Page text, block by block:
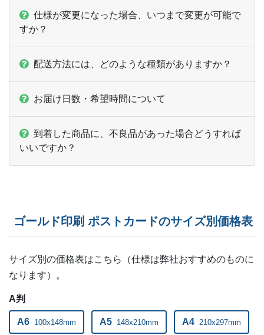
仕様が変更になった場合、いつまで変更が可能で
すか？
配送方法には、どのような種類がありますか？
お届け日数・希望時間について
到着した商品に、不良品があった場合どうすれば
いいですか？
ゴールド印刷 ポストカードのサイズ別価格表
サイズ別の価格表はこちら（仕様は弊社おすすめのものに
なります）。
A判
A6 100x148mm A5 148x210mm A4 210x297mm